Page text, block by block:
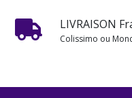
LIVRAISON
Colissimo ou